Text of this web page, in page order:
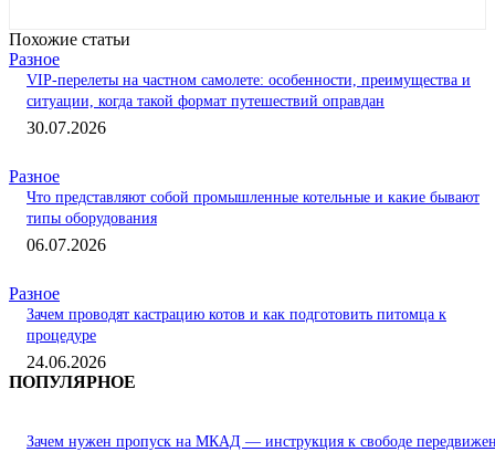
Похожие статьи
Разное
VIP-перелеты на частном самолете: особенности, преимущества и
ситуации, когда такой формат путешествий оправдан
30.07.2026
Разное
Что представляют собой промышленные котельные и какие бывают
типы оборудования
06.07.2026
Разное
Зачем проводят кастрацию котов и как подготовить питомца к
процедуре
24.06.2026
ПОПУЛЯРНОЕ
Зачем нужен пропуск на МКАД — инструкция к свободе